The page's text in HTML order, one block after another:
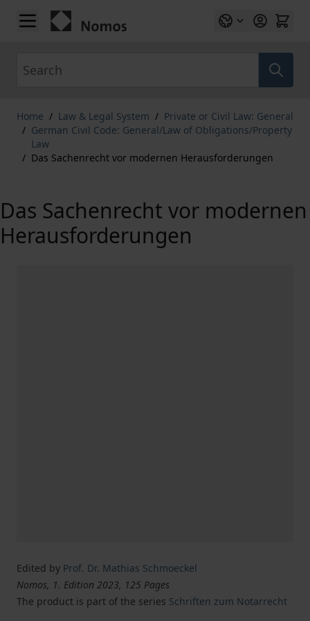
Skip to Content
Home / Law & Legal System / Private or Civil Law: General
/ German Civil Code: General/Law of Obligations/Property
Law
/ Das Sachenrecht vor modernen Herausforderungen
Das Sachenrecht vor modernen
Herausforderungen
Edited by Prof. Dr. Mathias Schmoeckel
Nomos, 1. Edition 2023, 125 Pages
The product is part of the series Schriften zum Notarrecht